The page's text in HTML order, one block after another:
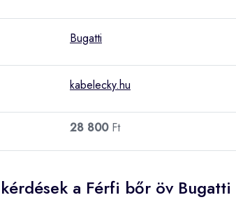
Bugatti
kabelecky.hu
28 800Ft
a Férfi bőr öv